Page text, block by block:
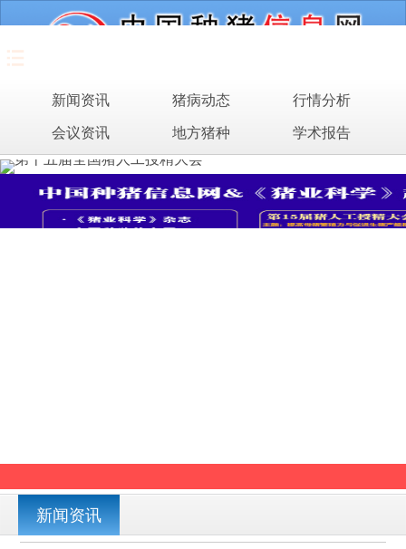
新闻资讯 猪病动态 行情分析
会议资讯 地方猪种 学术报告
新闻资讯
首页
新闻资讯
猪病动态
行情分析